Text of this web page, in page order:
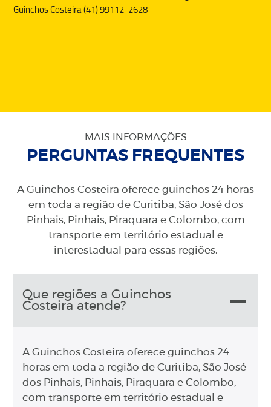
Guinchos Costeira (41) 99112-2628
MAIS INFORMAÇÕES
PERGUNTAS FREQUENTES
A Guinchos Costeira oferece guinchos 24 horas
em toda a região de Curitiba, São José dos
Pinhais, Pinhais, Piraquara e Colombo, com
transporte em território estadual e
interestadual para essas regiões.
Que regiões a Guinchos
Costeira atende?
A Guinchos Costeira oferece guinchos 24
horas em toda a região de Curitiba, São José
dos Pinhais, Pinhais, Piraquara e Colombo,
com transporte em território estadual e